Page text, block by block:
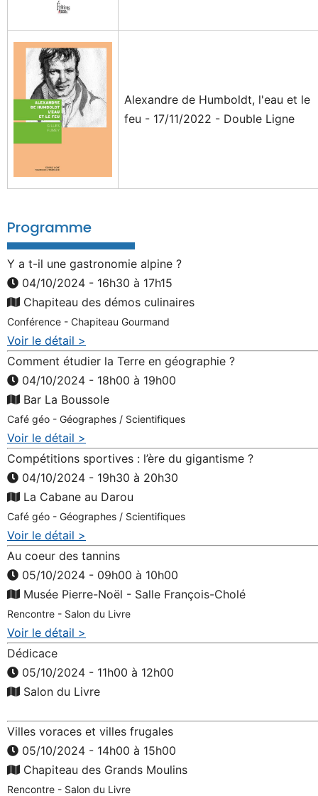
Alexandre de Humboldt, l'eau et le
feu - 17/11/2022 - Double Ligne
Programme
Y a t-il une gastronomie alpine ?
04/10/2024 - 16h30 à 17h15
Chapiteau des démos culinaires
Conférence - Chapiteau Gourmand
Voir le détail >
Comment étudier la Terre en géographie ?
04/10/2024 - 18h00 à 19h00
Bar La Boussole
Café géo - Géographes / Scientifiques
Voir le détail >
Compétitions sportives : l’ère du gigantisme ?
04/10/2024 - 19h30 à 20h30
La Cabane au Darou
Café géo - Géographes / Scientifiques
Voir le détail >
Au coeur des tannins
05/10/2024 - 09h00 à 10h00
Musée Pierre-Noël - Salle François-Cholé
Rencontre - Salon du Livre
Voir le détail >
Dédicace
05/10/2024 - 11h00 à 12h00
Salon du Livre
Villes voraces et villes frugales
05/10/2024 - 14h00 à 15h00
Chapiteau des Grands Moulins
Rencontre - Salon du Livre